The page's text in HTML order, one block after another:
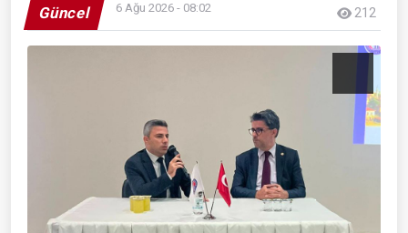
Güncel 6 Ağu 2026 - 08:02 212